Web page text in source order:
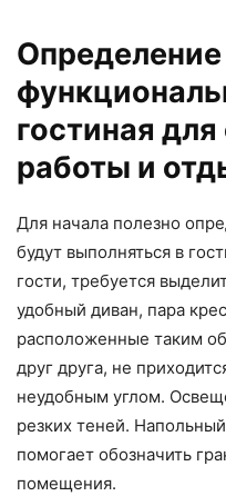
Определение
гостиная
работы и
Для начала полезно
будут выполняться в
гости, требуется
удобный диван, пара
расположенные таким
друг друга, не
неудобным углом.
резких теней.
помогает обозначить
помещения.